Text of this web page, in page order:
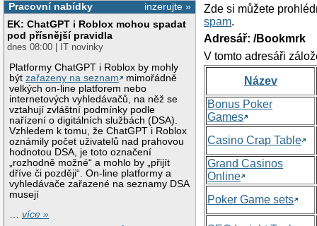
inzerujte »
Pracovní nabídky
EK: ChatGPT i Roblox mohou spadat
pod přísnější pravidla
dnes 08:00 | IT novinky
Platformy ChatGPT i Roblox by mohly
býtzařazeny na seznam
mimořádně
velkých on-line platforem nebo
internetových vyhledávačů, na něž se
vztahují zvláštní podmínky podle
nařízení o digitálních službách (DSA).
Vzhledem k tomu, že ChatGPT i Roblox
oznámily počet uživatelů nad prahovou
hodnotou DSA, je toto označení
„rozhodně možné“ a mohlo by „přijít
dříve či později“. On-line platformy a
vyhledávače zařazené na seznamy DSA
musejí
…více »
Zde si můžete
spam.
Adresář: /Bookmrk
V tomto adresáři
Název
Bonus Poker
Games
Casino Crap Table
Grand Casinos
Online
Poker Game sets